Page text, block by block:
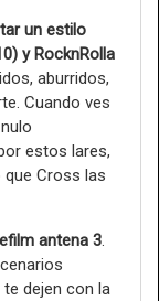
un estilo
y RocknRolla
aburridos,
Cuando ves
estos lares,
Cross las
antena 3.
dejen con la